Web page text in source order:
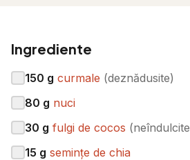
Ingrediente
150 g curmale (deznădusite)
80 g nuci
30 g fulgi de cocos (neîndulcite
15 g semințe de chia